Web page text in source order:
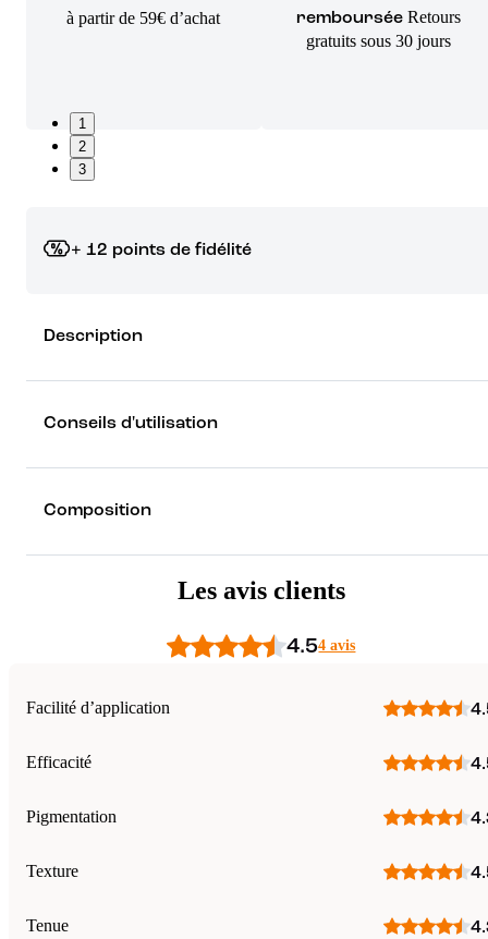
à partir de 59€ d’achat
remboursée Retours
gratuits sous 30 jours
1
2
3
+ 12 points de fidélité
rêver !
Découvrez les récompenses
Description
Conseils d'utilisation
Composition
Les avis clients
4.54 avis
Facilité d’application
Efficacité
Pigmentation
Texture
Tenue